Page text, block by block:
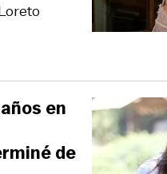
en
de